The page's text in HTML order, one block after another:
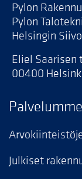
Pylon
Pylon
Helsingin
Eliel Saarisen
00400
Palvelumme
Julkiset